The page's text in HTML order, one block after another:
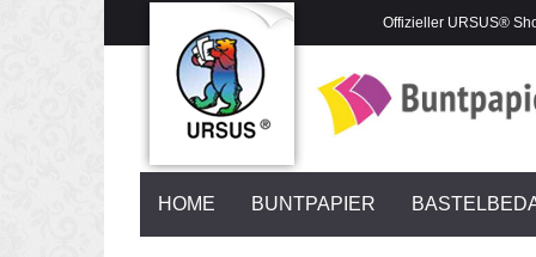
Offizieller URSUS®
HOME BUNTPAPIER